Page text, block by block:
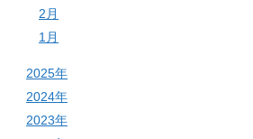
2月
1月
2025年
2024年
2023年